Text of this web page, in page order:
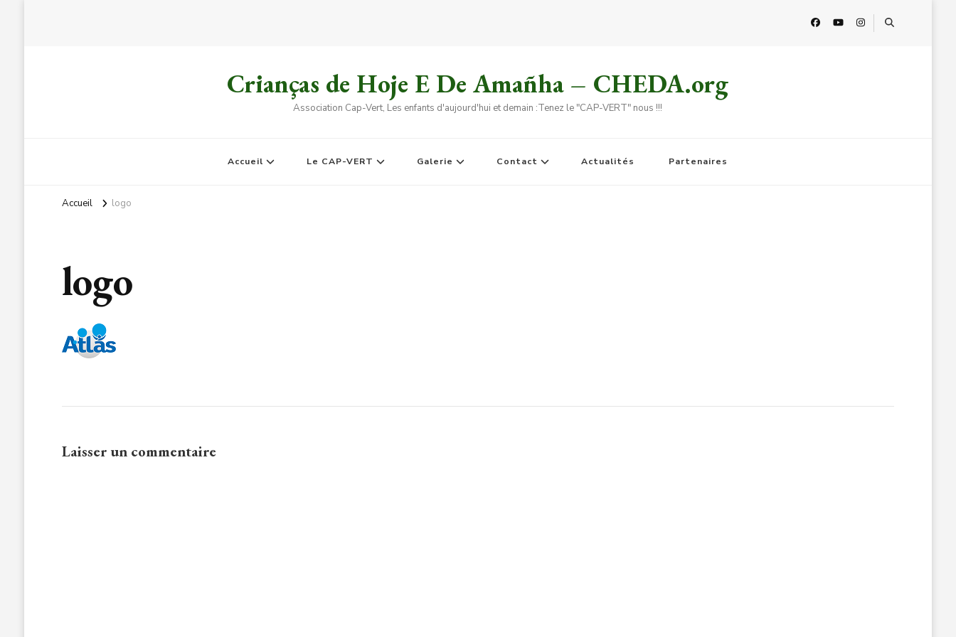
Crianças de Hoje E De Amañha – CHEDA.org
Association Cap-Vert, Les enfants d'aujourd'hui et demain :Tenez le "CAP-VERT" nous !!!
Accueil Le CAP-VERT Galerie Contact Actualités Partenaires
Accueil logo
logo
Laisser un commentaire